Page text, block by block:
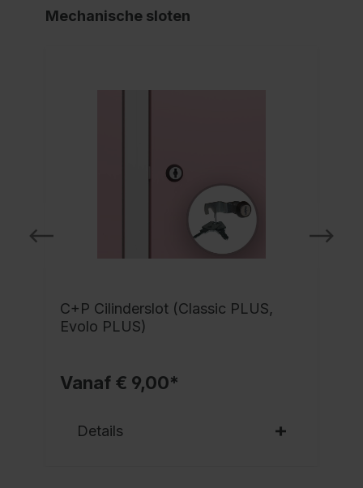
Mechanische sloten
C+P Cilinderslot (Classic PLUS,
Evolo PLUS)
Vanaf € 9,00*
Details